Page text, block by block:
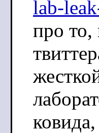
lab-
про то,